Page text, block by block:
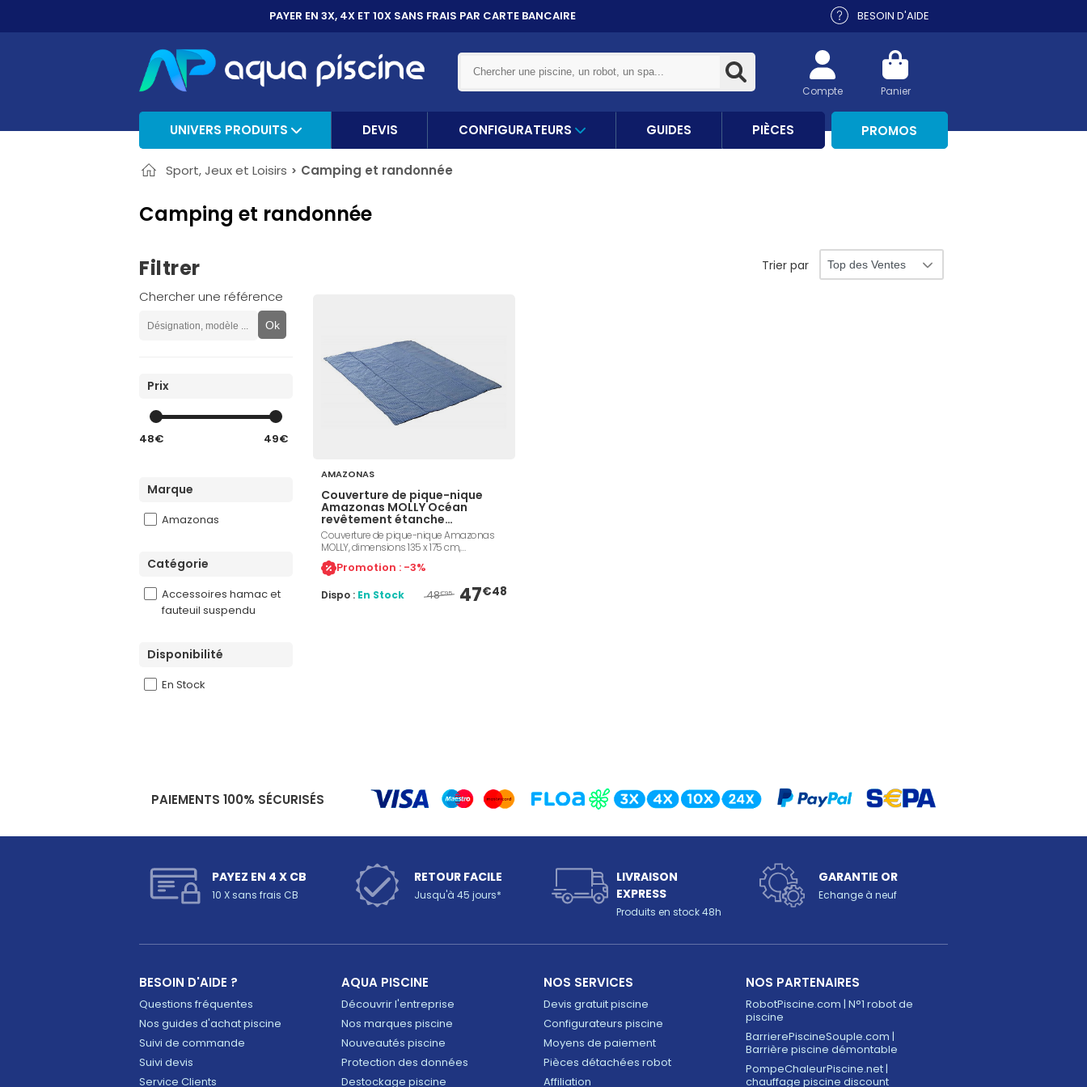
PAYER EN 3X, 4X ET 10XSANS FRAIS PAR CARTE BANCAIRE BESOIN D'AIDE
Panier
Compte
UNIVERS PRODUITS DEVIS CONFIGURATEURS GUIDES PIÈCES PROMOS
Sport, Jeux et Loisirs Camping et randonnée
Camping et randonnée
Filtrer
Chercher une référence
Ok
Prix
48€ 49€
Marque
Amazonas
Catégorie
Accessoires hamac et
fauteuil suspendu
Disponibilité
En Stock
Trier par
AMAZONAS
Couverture de pique-nique
Amazonas MOLLY Océan
revêtement étanche
175x135cm
Couverture de pique-nique Amazonas
MOLLY, dimensions 135 x 175 cm,
composé de fibres creuses 200g/m²,
surface flanelle de coton, dès la
Promotion : -3%
Dispo : En Stock 48€95 47€48
PAIEMENTS 100% SÉCURISÉS
PAYEZ EN 4 X CB
10 X sans frais CB
RETOUR FACILE
Jusqu'à 45 jours*
LIVRAISON
EXPRESS
Produits en stock 48h
GARANTIE OR
Echange à neuf
BESOIN D'AIDE ?
Questions fréquentes
Nos guides d'achat piscine
Suivi de commande
Suivi devis
Service Clients
AQUA PISCINE
Découvrir l'entreprise
Nos marques piscine
Nouveautés piscine
Protection des données
Destockage piscine
NOS SERVICES
Devis gratuit piscine
Configurateurs piscine
Moyens de paiement
Pièces détachées robot
Affiliation
NOS PARTENAIRES
RobotPiscine.com | N°1 robot de
piscine
BarrierePiscineSouple.com |
Barrière piscine démontable
PompeChaleurPiscine.net |
chauffage piscine discount